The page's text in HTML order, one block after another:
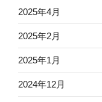
2025年4月
2025年2月
2025年1月
2024年12月